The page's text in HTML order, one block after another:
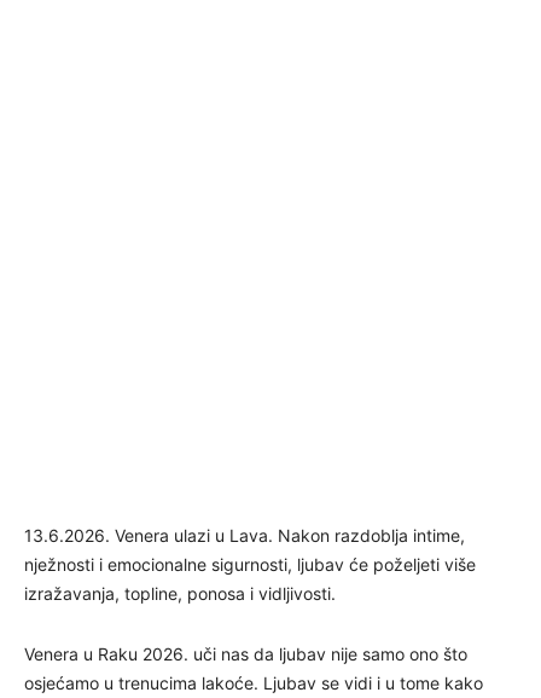
13.6.2026. Venera ulazi u Lava. Nakon razdoblja intime,
nježnosti i emocionalne sigurnosti, ljubav će poželjeti više
izražavanja, topline, ponosa i vidljivosti.
Venera u Raku 2026. uči nas da ljubav nije samo ono što
osjećamo u trenucima lakoće. Ljubav se vidi i u tome kako